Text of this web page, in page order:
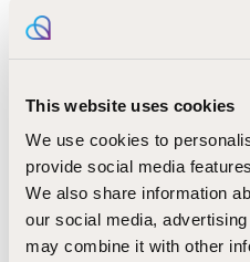
This website uses cookies
We use cookies to
provide social media
We also share information
our social media,
may combine it with other
Katso haussa olevat
Sairaanhoidon ja